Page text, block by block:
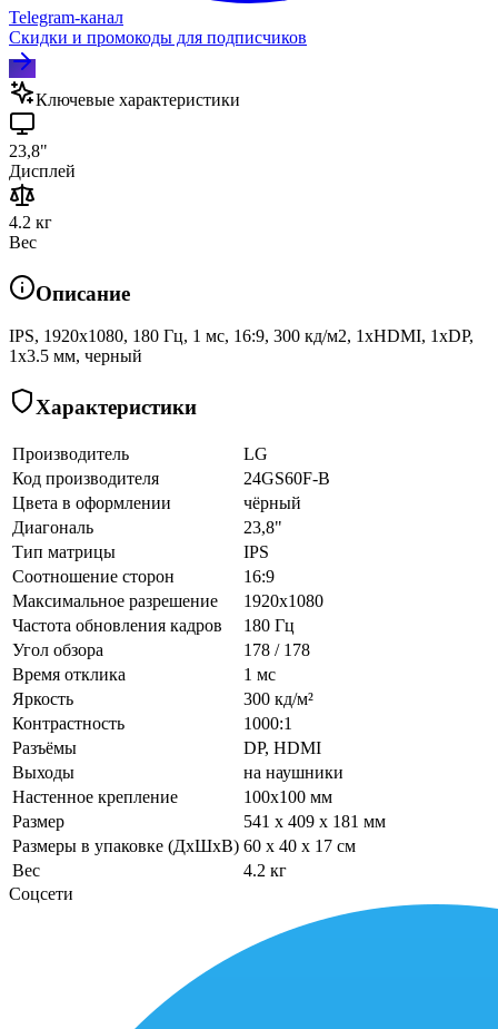
Telegram‑канал
Скидки и промокоды для подписчиков
Ключевые характеристики
23,8"
Дисплей
4.2 кг
Вес
Описание
IPS, 1920x1080, 180 Гц, 1 мс, 16:9, 300 кд/м2, 1xHDMI, 1хDP,
1x3.5 мм, черный
Характеристики
Производитель
LG
Код производителя
24GS60F-B
Цвета в оформлении
чёрный
Диагональ
23,8"
Тип матрицы
IPS
Соотношение сторон
16:9
Максимальное разрешение
1920x1080
Частота обновления кадров
180 Гц
Угол обзора
178 / 178
Время отклика
1 мс
Яркость
300 кд/м²
Контрастность
1000:1
Разъёмы
DP, HDMI
Выходы
на наушники
Настенное крепление
100x100 мм‎
Размер
541 x 409 x 181 мм
Размеры в упаковке (ДхШхВ) 60 x 40 x 17 см
Вес
4.2 кг
Соцсети